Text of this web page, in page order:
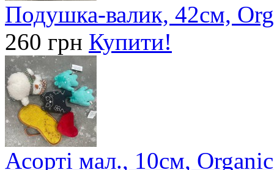
Подушка-валик, 42см,
260 грн Купити!
Асорті мал., 10см,